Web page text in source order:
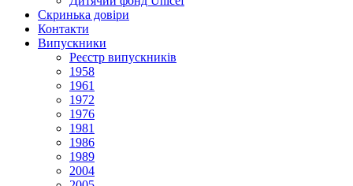
Скринька довіри
Контакти
Випускники
Реєстр випускників
1958
1961
1972
1976
1981
1986
1989
2004